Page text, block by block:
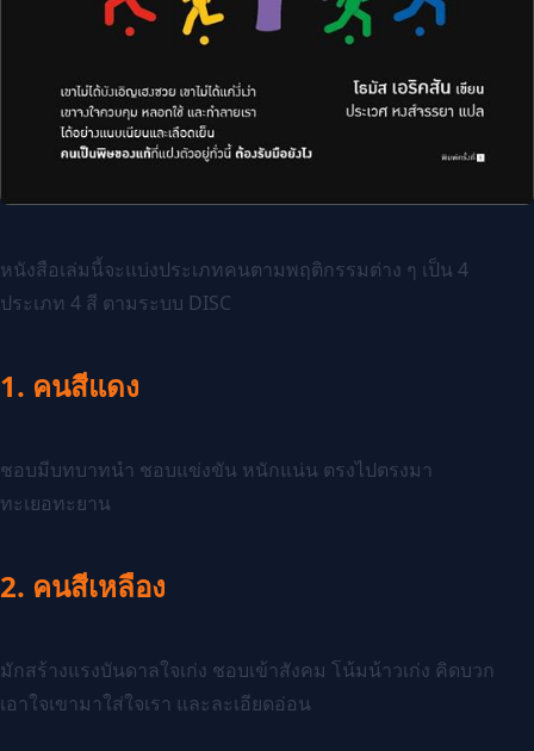
หนังสือเล่มนี้จะแบ่งประเภทคนตามพฤติกรรมต่าง ๆ เป็น 4
ประเภท 4 สี ตามระบบ DISC
1. คนสีแดง
ชอบมีบทบาทนำ ชอบแข่งขัน หนักแน่น ตรงไปตรงมา
ทะเยอทะยาน
2. คนสีเหลือง
มักสร้างแรงบันดาลใจเก่ง ชอบเข้าสังคม โน้มน้าวเก่ง คิดบวก
เอาใจเขามาใส่ใจเรา และละเอียดอ่อน